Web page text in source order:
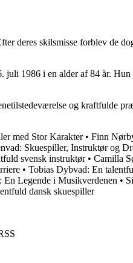
deres skilsmisse forblev de
juli 1986 i en alder af 84 år.
og kraftfulde
med Stor Karakter• Finn
Skuespiller, Instruktør og
svensk instruktør• Camilla
• Tobias Dybvad: En
En Legende i Musikverdenen •
dansk skuespiller